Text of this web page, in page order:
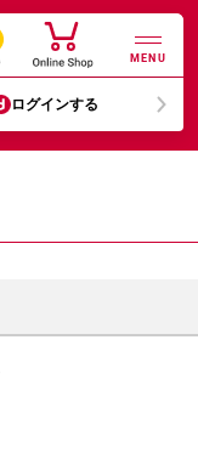
MENU
ログインする